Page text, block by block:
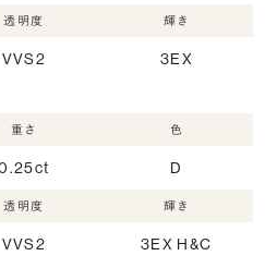
透明度
VVS2
輝き
3EX
重さ 色
D
透明度
VVS2
輝き
3EX H&C